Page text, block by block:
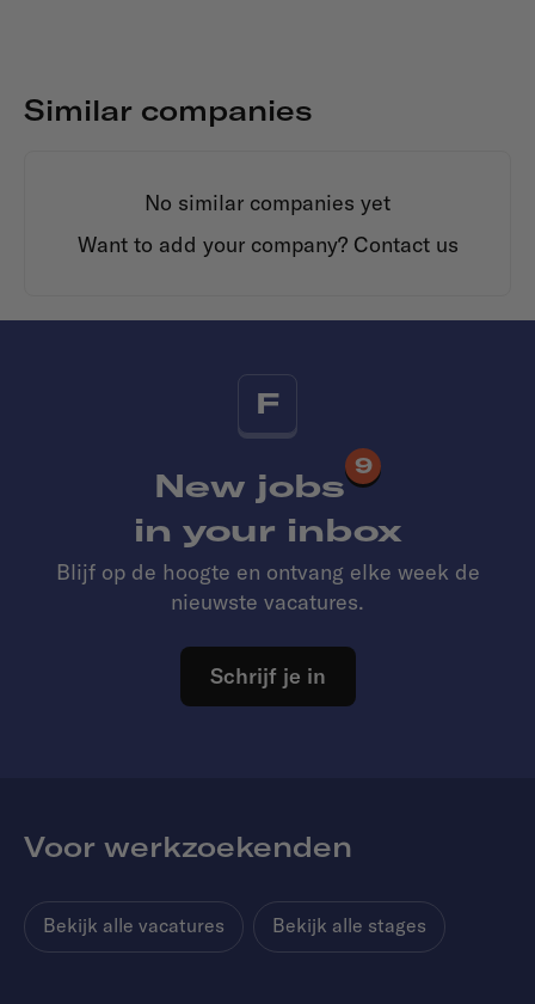
Similar companies
No similar companies yet
Want to add your company? Contact us
F
New jobs
9
in your inbox
Blijf op de hoogte en ontvang elke week de
nieuwste vacatures.
Schrijf je in
Voor werkzoekenden
Bekijk alle vacatures Bekijk alle stages